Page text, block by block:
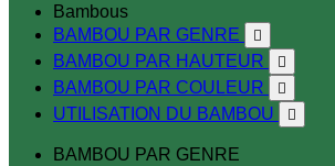
Bambous
BAMBOU PAR GENRE

BAMBOU PAR HAUTEUR 
BAMBOU PAR COULEUR 
UTILISATION DU BAMBOU 
BAMBOU PAR GENRE